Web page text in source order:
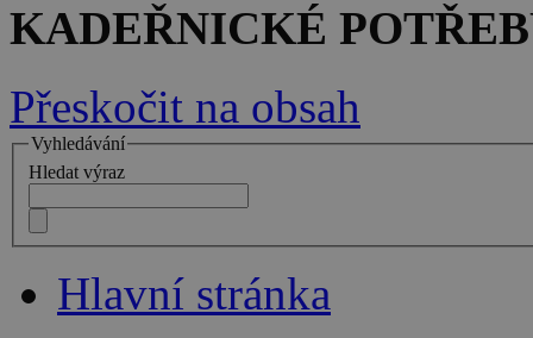
KADEŘNICKÉ
Přeskočit na obsah
Vyhledávání
Hledat výraz
Hlavní stránka